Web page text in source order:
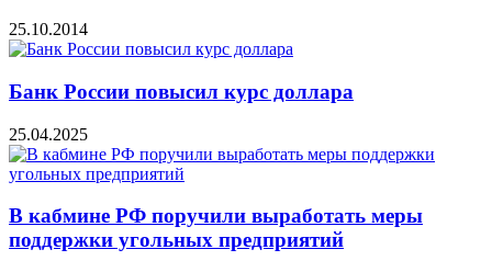
25.10.2014
Банк России повысил курс доллара
25.04.2025
В кабмине РФ поручили выработать меры
поддержки угольных предприятий